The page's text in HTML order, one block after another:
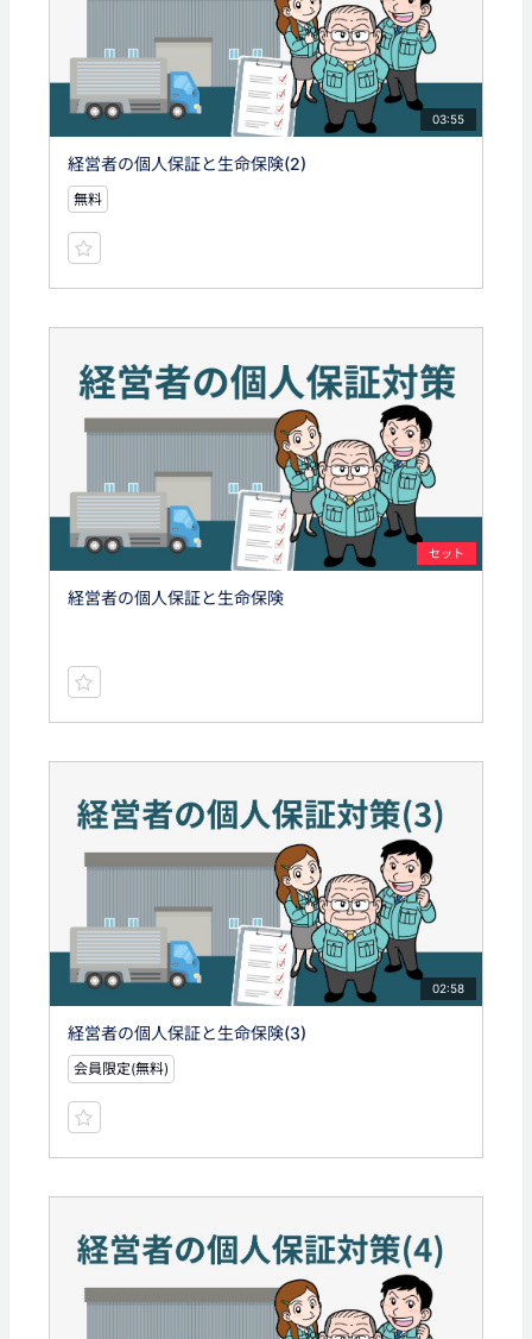
03:55
経営者の個人保証と生命保険(2)
無料
セット
経営者の個人保証と生命保険
02:58
経営者の個人保証と生命保険(3)
会員限定(無料)